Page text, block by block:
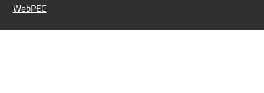
WebPEC